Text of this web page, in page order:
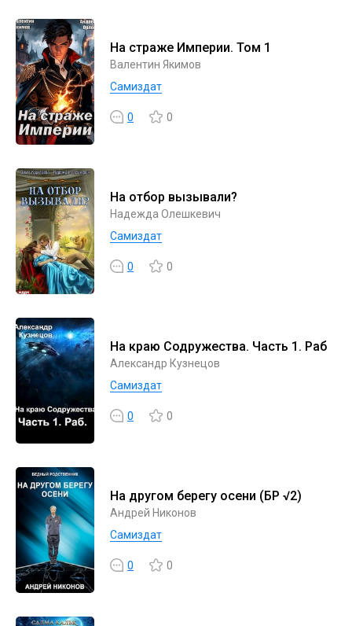
На страже Империи. Том 1
Валентин Якимов
Самиздат
0 0
На отбор вызывали?
Надежда Олешкевич
Самиздат
0 0
На краю Содружества. Часть 1. Раб
Александр Кузнецов
Самиздат
0 0
На другом берегу осени (БР √2)
Андрей Никонов
Самиздат
0 0